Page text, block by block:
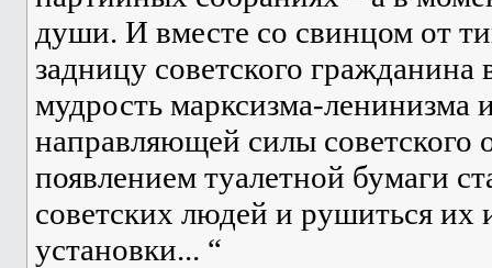
души. И вместе со свинцом от
задницу советского гражданина
мудрость марксизма-ленинизма
направляющей силы
появлением туалетной бумаги
советских людей и рушиться их
установки... “